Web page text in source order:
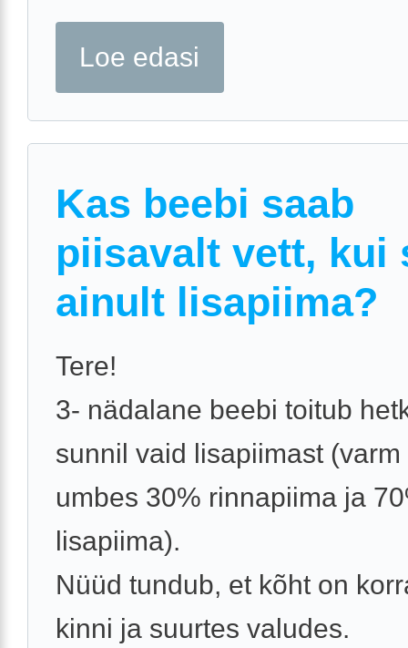
Loe edasi
Kas beebi saab
piisavalt vett, kui
ainult lisapiima?
Tere!
3- nädalane beebi toitub
sunnil vaid lisapiimast (varm
umbes 30% rinnapiima ja
lisapiima).
Nüüd tundub, et kõht on
kinni ja suurtes valudes.